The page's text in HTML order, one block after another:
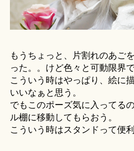
もうちょっと、片割れのあご
った。。けど色々と可動限界で
こういう時はやっぱり、絵に
いいなぁと思う。
でもこのポーズ気に入ってる
ル棚に移動してもらおう。
こういう時はスタンドって便